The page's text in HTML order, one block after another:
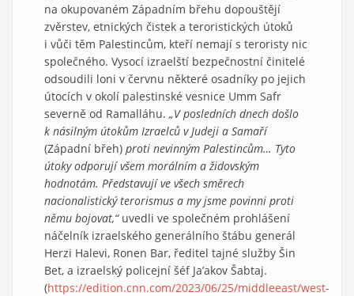
na okupovaném Západním břehu dopouštějí
zvěrstev, etnických čistek a teroristických útoků
i vůči těm Palestincům, kteří nemají s teroristy nic
společného. Vysocí izraelští bezpečnostní činitelé
odsoudili loni v červnu některé osadníky po jejich
útocích v okolí palestinské vesnice Umm Safr
severně od Ramalláhu. „V posledních dnech došlo
k násilným útokům Izraelců v Judeji a Samaří
(Západní břeh) proti nevinným Palestincům… Tyto
útoky odporují všem morálním a židovským
hodnotám. Představují ve všech směrech
nacionalistický terorismus a my jsme povinni proti
němu bojovat,“uvedli ve společném prohlášení
náčelník izraelského generálního štábu generál
Herzi Halevi, Ronen Bar, ředitel tajné služby Šin
Bet, a izraelský policejní šéf Ja’akov Šabtaj.
(https://edition.cnn.com/2023/06/25/middleeast/west-